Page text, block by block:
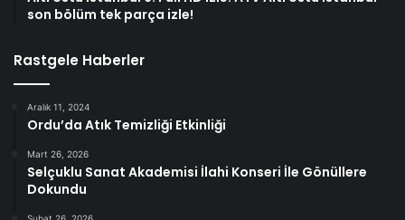
son bölüm tek parça izle!
Rastgele Haberler
Aralık 11, 2024
Ordu’da Atık Temizliği Etkinliği
Mart 26, 2026
Selçuklu Sanat Akademisi İlahi Konseri İle Gönüllere
Dokundu